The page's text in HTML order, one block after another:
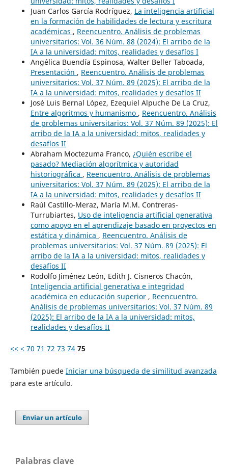
Juan Carlos García Rodríguez, La inteligencia artificial
en la formación de habilidades de lectura y escritura
académicas , Reencuentro. Análisis de problemas
universitarios: Vol. 36 Núm. 88 (2024): El arribo de la
IA a la universidad: mitos, realidades y desafíos I
Angélica Buendía Espinosa, Walter Beller Taboada,
Presentación , Reencuentro. Análisis de problemas
universitarios: Vol. 37 Núm. 89 (2025): El arribo de la
IA a la universidad: mitos, realidades y desafíos II
José Luis Bernal López, Ezequiel Alpuche De La Cruz,
Entre algoritmos y humanismo , Reencuentro. Análisis
de problemas universitarios: Vol. 37 Núm. 89 (2025): El
arribo de la IA a la universidad: mitos, realidades y
desafíos II
Abraham Moctezuma Franco, ¿Quién escribe el
pasado? Mediación algorítmica y autoridad
historiográfica , Reencuentro. Análisis de problemas
universitarios: Vol. 37 Núm. 89 (2025): El arribo de la
IA a la universidad: mitos, realidades y desafíos II
Raúl Castillo-Meraz, María M.M. Contreras-
Turrubiartes, Uso de inteligencia artificial generativa
como apoyo en el aprendizaje basado en proyectos en
estática y dinámica , Reencuentro. Análisis de
problemas universitarios: Vol. 37 Núm. 89 (2025): El
arribo de la IA a la universidad: mitos, realidades y
desafíos II
Rodolfo Jiménez León, Edith J. Cisneros Chacón,
Inteligencia artificial generativa e integridad
académica en educación superior , Reencuentro.
Análisis de problemas universitarios: Vol. 37 Núm. 89
(2025): El arribo de la IA a la universidad: mitos,
realidades y desafíos II
<< < 70 71 72 73 74 75
También puede Iniciar una búsqueda de similitud avanzada
para este artículo.
Enviar un artículo
Palabras clave